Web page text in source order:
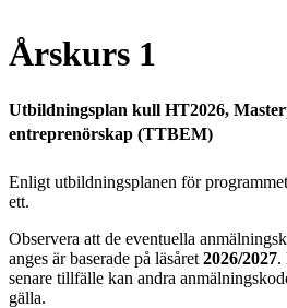
Årskurs 1
Utbildningsplan kull HT2026,
entreprenörskap (TTBEM)
Enligt utbildningsplanen för
ett.
Observera att de eventuella
anges är baserade på läsåret 2026/2027.
senare tillfälle kan andra
gälla.